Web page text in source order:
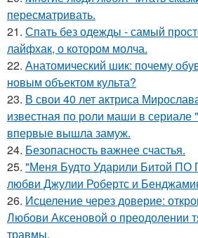
пересматривать.
21. Спать без одежды - самый
лайфхак, о котором молча.
22. Анатомический шик: почему
новым объектом культа?
23. В свои 40 лет актриса
известная по роли маши в
впервые вышла замуж.
24. Безопасность важнее счастья.
25. "Меня Будто Ударили Битой ПО
любви Джулии Робертс и
26. Исцеление через доверие:
Любови Аксеновой о преодолении
травмы.